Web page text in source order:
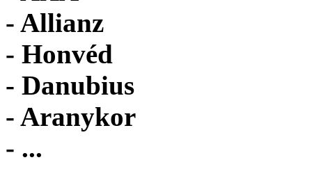
- Allianz
- Honvéd
- Danubius
- Aranykor
- ...